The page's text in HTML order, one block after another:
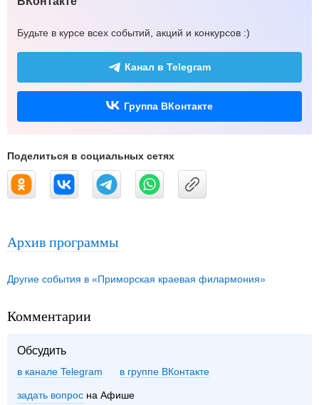
Будьте в курсе всех событий, акций и конкурсов :)
Канал в Telegram
Группа ВКонтакте
Поделиться в социальных сетях
Архив программы
Другие события в «Приморская краевая филармония»
Комментарии
Обсудить
в канале Telegram группе ВКонтакте
задать вопрос на Афише